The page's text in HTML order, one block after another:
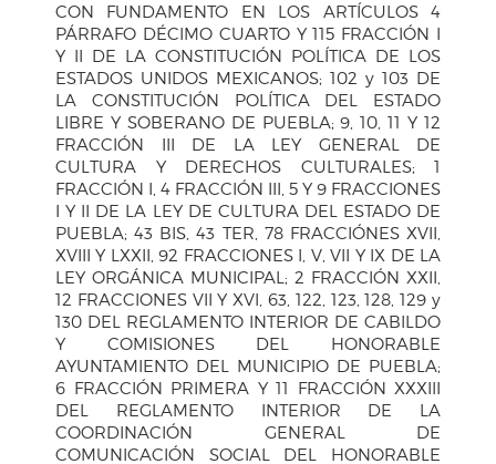
CON FUNDAMENTO EN LOS ARTÍCULOS 4
PÁRRAFO DÉCIMO CUARTO Y 115 FRACCIÓN I
Y II DE LA CONSTITUCIÓN POLÍTICA DE LOS
ESTADOS UNIDOS MEXICANOS; 102 y 103 DE
LA CONSTITUCIÓN POLÍTICA DEL ESTADO
LIBRE Y SOBERANO DE PUEBLA; 9, 10, 11 Y 12
FRACCIÓN III DE LA LEY GENERAL DE
CULTURA Y DERECHOS CULTURALES; 1
FRACCIÓN I, 4 FRACCIÓN III, 5 Y 9 FRACCIONES
I Y II DE LA LEY DE CULTURA DEL ESTADO DE
PUEBLA; 43 BIS, 43 TER, 78 FRACCIÓNES XVII,
XVIII Y LXXII, 92 FRACCIONES I, V, VII Y IX DE LA
LEY ORGÁNICA MUNICIPAL; 2 FRACCIÓN XXII,
12 FRACCIONES VII Y XVI, 63, 122, 123, 128, 129 y
130 DEL REGLAMENTO INTERIOR DE CABILDO
Y COMISIONES DEL HONORABLE
AYUNTAMIENTO DEL MUNICIPIO DE PUEBLA;
6 FRACCIÓN PRIMERA Y 11 FRACCIÓN XXXIII
DEL REGLAMENTO INTERIOR DE LA
COORDINACIÓN GENERAL DE
COMUNICACIÓN SOCIAL DEL HONORABLE